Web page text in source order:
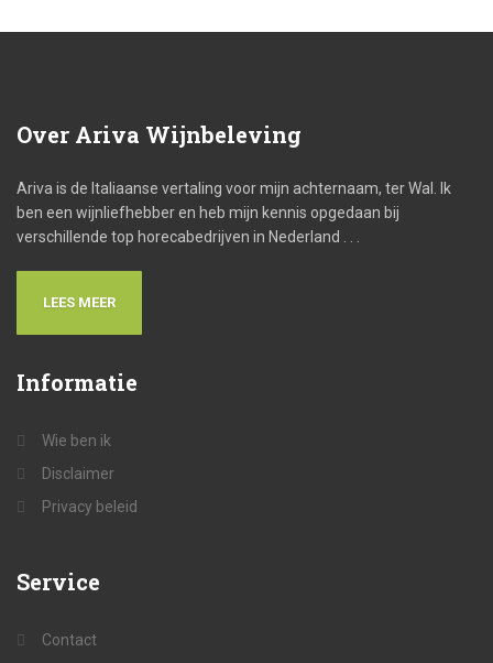
Over Ariva Wijnbeleving
Ariva is de Italiaanse vertaling voor mijn achternaam, ter Wal. Ik
ben een wijnliefhebber en heb mijn kennis opgedaan bij
verschillende top horecabedrijven in Nederland . . .
LEES MEER
Informatie
Wie ben ik
Disclaimer
Privacy beleid
Service
Contact